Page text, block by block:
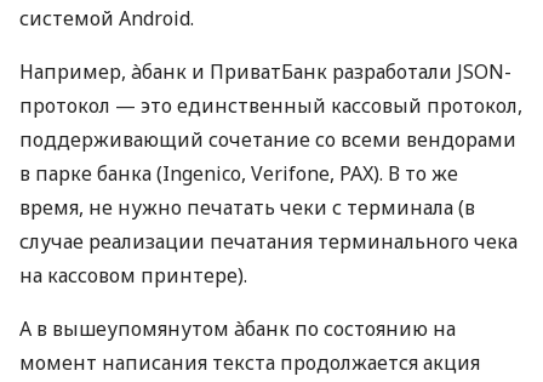
системой Android.
Например, àбанк и ПриватБанк разработали JSON-
протокол — это единственный кассовый протокол,
поддерживающий сочетание со всеми вендорами
в парке банка (Ingenico, Verifone, PAX). В то же
время, не нужно печатать чеки с терминала (в
случае реализации печатания терминального чека
на кассовом принтере).
А в вышеупомянутом àбанк по состоянию на
момент написания текста продолжается акция